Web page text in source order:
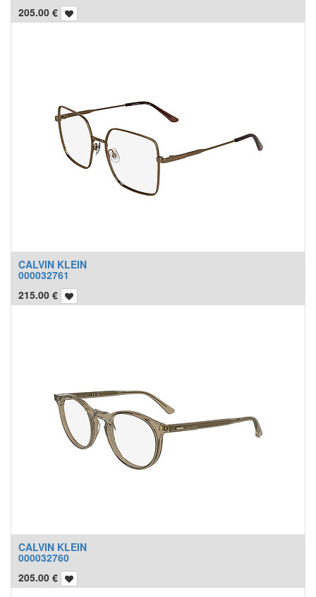
205.00 €
CALVIN KLEIN
000032761
215.00 €
CALVIN KLEIN
000032760
205.00 €